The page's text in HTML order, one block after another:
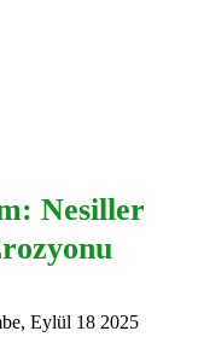
Nesiller
Eylül 18 2025